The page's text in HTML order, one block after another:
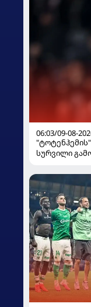
06:03/09-08-
სურვილი